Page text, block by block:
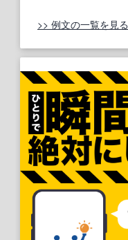
>> 例文の一覧を見る